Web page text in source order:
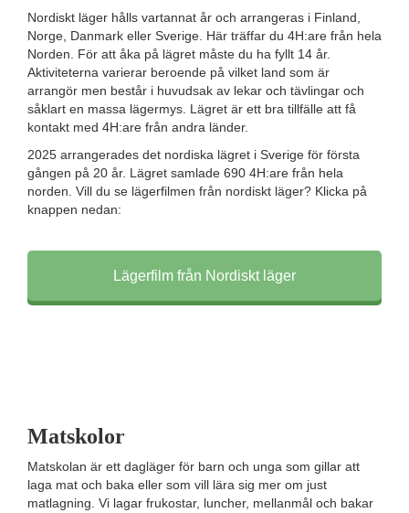
Nordiskt läger hålls vartannat år och arrangeras i Finland,
Norge, Danmark eller Sverige. Här träffar du 4H:are från hela
Norden. För att åka på lägret måste du ha fyllt 14 år.
Aktiviteterna varierar beroende på vilket land som är
arrangör men består i huvudsak av lekar och tävlingar och
såklart en massa lägermys. Lägret är ett bra tillfälle att få
kontakt med 4H:are från andra länder.
2025 arrangerades det nordiska lägret i Sverige för första
gången på 20 år. Lägret samlade 690 4H:are från hela
norden. Vill du se lägerfilmen från nordiskt läger? Klicka på
knappen nedan:
Lägerfilm från Nordiskt läger
Matskolor
Matskolan är ett dagläger för barn och unga som gillar att
laga mat och baka eller som vill lära sig mer om just
matlagning. Vi lagar frukostar, luncher, mellanmål och bakar